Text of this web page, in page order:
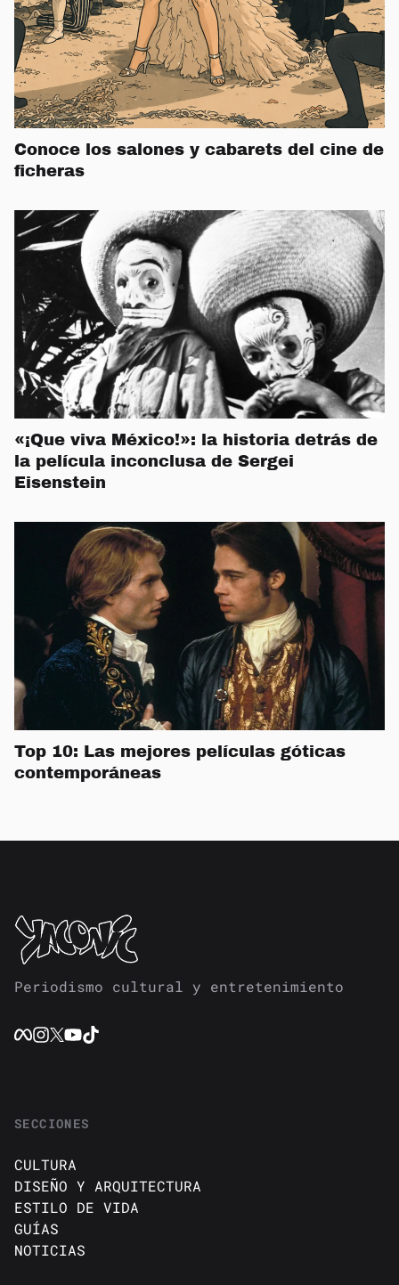
Conoce los salones y cabarets del cine de
ficheras
«¡Que viva México!»: la historia detrás de
la película inconclusa de Sergei
Eisenstein
Top 10: Las mejores películas góticas
contemporáneas
Periodismo cultural y entretenimiento
SECCIONES
CULTURA
DISEÑO Y ARQUITECTURA
ESTILO DE VIDA
GUÍAS
NOTICIAS